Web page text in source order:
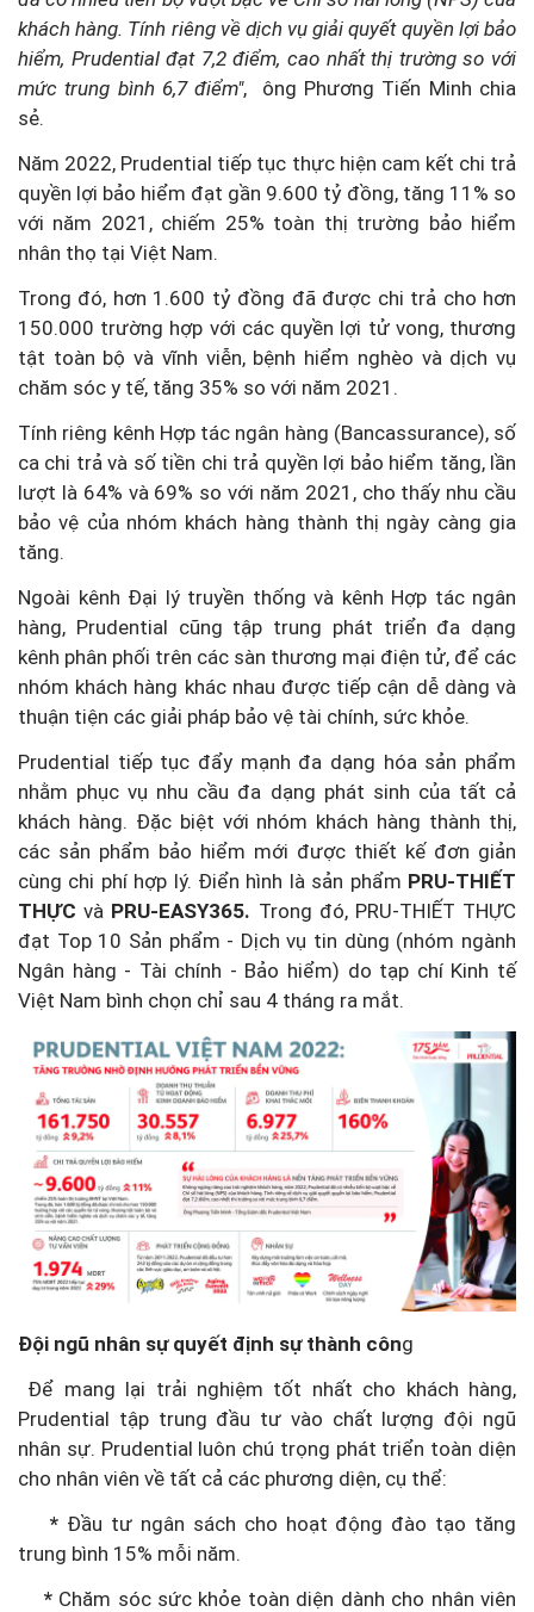
khách hàng. Tính riêng về dịch vụ giải quyết quyền lợi bảo
hiểm, Prudential đạt 7,2 điểm, cao nhất thị trường so với
mức trung bình 6,7 điểm", ông Phương Tiến Minh chia
sẻ.
Năm 2022, Prudential tiếp tục thực hiện cam kết chi trả
quyền lợi bảo hiểm đạt gần 9.600 tỷ đồng, tăng 11% so
với năm 2021, chiếm 25% toàn thị trường bảo hiểm
nhân thọ tại Việt Nam.
Trong đó, hơn 1.600 tỷ đồng đã được chi trả cho hơn
150.000 trường hợp với các quyền lợi tử vong, thương
tật toàn bộ và vĩnh viễn, bệnh hiểm nghèo và dịch vụ
chăm sóc y tế, tăng 35% so với năm 2021.
Tính riêng kênh Hợp tác ngân hàng (Bancassurance), số
ca chi trả và số tiền chi trả quyền lợi bảo hiểm tăng, lần
lượt là 64% và 69% so với năm 2021, cho thấy nhu cầu
bảo vệ của nhóm khách hàng thành thị ngày càng gia
tăng.
Ngoài kênh Đại lý truyền thống và kênh Hợp tác ngân
hàng, Prudential cũng tập trung phát triển đa dạng
kênh phân phối trên các sàn thương mại điện tử, để các
nhóm khách hàng khác nhau được tiếp cận dễ dàng và
thuận tiện các giải pháp bảo vệ tài chính, sức khỏe.
Prudential tiếp tục đẩy mạnh đa dạng hóa sản phẩm
nhằm phục vụ nhu cầu đa dạng phát sinh của tất cả
khách hàng. Đặc biệt với nhóm khách hàng thành thị,
các sản phẩm bảo hiểm mới được thiết kế đơn giản
cùng chi phí hợp lý. Điển hình là sản phẩm PRU-THIẾT
THỰC và PRU-EASY365. Trong đó, PRU-THIẾT THỰC
đạt Top 10 Sản phẩm - Dịch vụ tin dùng (nhóm ngành
Ngân hàng - Tài chính - Bảo hiểm) do tạp chí Kinh tế
Việt Nam bình chọn chỉ sau 4 tháng ra mắt.
Đội ngũ nhân sự quyết định sự thành công
Để mang lại trải nghiệm tốt nhất cho khách hàng,
Prudential tập trung đầu tư vào chất lượng đội ngũ
nhân sự. Prudential luôn chú trọng phát triển toàn diện
cho nhân viên về tất cả các phương diện, cụ thể:
* Đầu tư ngân sách cho hoạt động đào tạo tăng
trung bình 15% mỗi năm.
*Chăm sóc sức khỏe toàn diện dành cho nhân viên